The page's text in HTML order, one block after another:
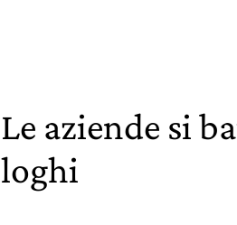
Le aziende si
loghi